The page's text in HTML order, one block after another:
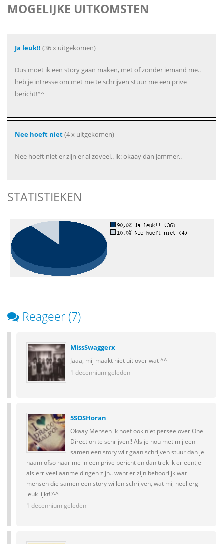
MOGELIJKE UITKOMSTEN
Ja leuk!! (36 x uitgekomen)
Dus moet ik een story gaan maken, met of zonder iemand me..
heb je intresse om met me te schrijven stuur me een prive
bericht!^^
Nee hoeft niet(4 x uitgekomen)
Nee hoeft niet er zijn er al zoveel.. ik: okaay dan jammer..
STATISTIEKEN
Reageer (7)
MissSwaggerx
Jaaa, mij maakt niet uit over wat ^^
1 decennium geleden
5SOSHoran
Okaay Mensen ik hoef ook niet persee over One
Direction te schrijven!! Als je nou met mij een
samen een story wilt gaan schrijven stuur dan je
naam ofso naar me in een prive bericht en dan trek ik er eentje
als err veel aanmeldingen zijn.. want er zijn behoorlijk wat
mensen die samen een story willen schrijven, wat mij heel erg
leuk lijkt!!^^
1 decennium geleden